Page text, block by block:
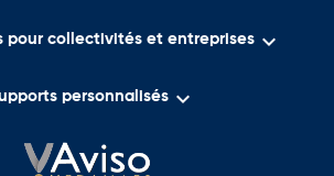
pour collectivités et entreprises 
personnalisés 